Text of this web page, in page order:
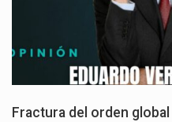
Fractura del orden global